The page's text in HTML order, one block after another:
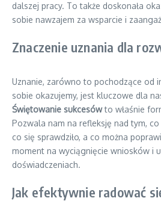
dalszej pracy. To także doskonała
sobie nawzajem za wsparcie i
Znaczenie uznania dla
Uznanie, zarówno to pochodzące od
sobie okazujemy, jest kluczowe dla
Świętowanie sukcesówto właśnie
Pozwala nam na refleksję nad tym,
co się sprawdziło, a co można
moment na wyciągnięcie wniosków i
doświadczeniach.
Jak efektywnie radować